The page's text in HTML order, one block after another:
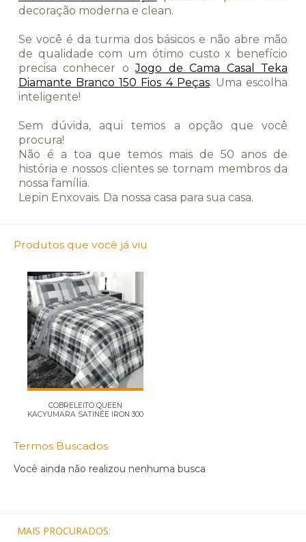
decoração moderna e clean.
Se você é da turma dos básicos e não abre mão
de qualidade com um ótimo custo x benefício
precisa conhecer oJogo de Cama Casal Teka
Diamante Branco 150 Fios 4 Peças. Uma escolha
inteligente!
Sem dúvida, aqui temos a opção que você
procura!
Não é a toa que temos mais de 50 anos de
história e nossos clientes se tornam membros da
nossa família.
Lepin Enxovais. Da nossa casa para sua casa.
Produtos que você já viu
COBRELEITO QUEEN
KACYUMARA SATINÉE IRON 300
Termos Buscados
Você ainda não realizou nenhuma busca
MAIS PROCURADOS